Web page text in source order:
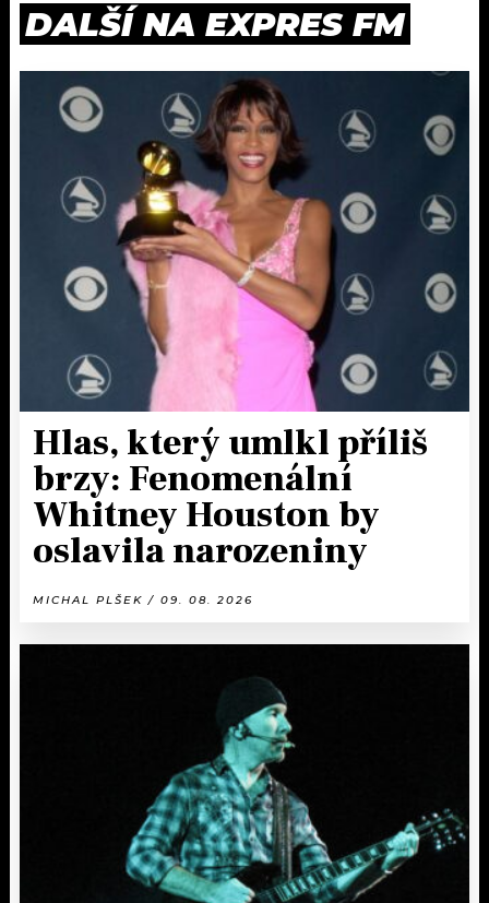
DALŠÍ NA EXPRES FM
Hlas, který umlkl příliš
brzy: Fenomenální
Whitney Houston by
oslavila narozeniny
MICHAL PLŠEK / 09. 08. 2026